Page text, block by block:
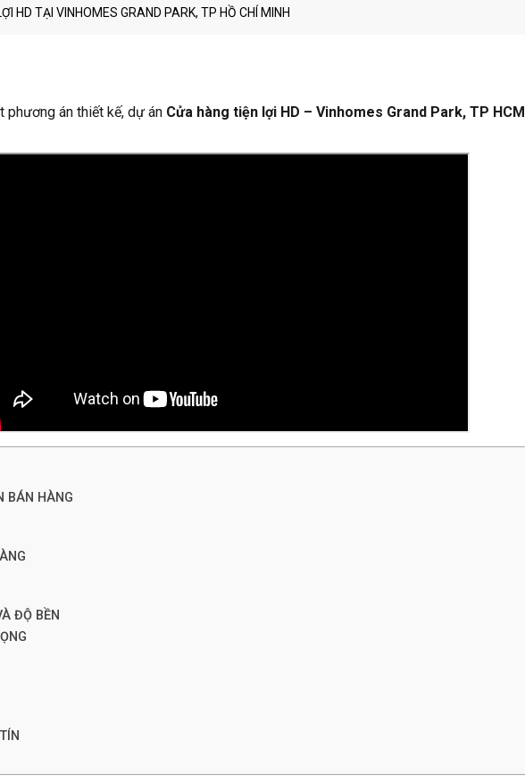
HD TẠI VINHOMES GRAND PARK, TP HỒ CHÍ MINH
phương án thiết kế, dự án Cửa hàng tiện lợi HD – Vinhomes Grand Park, TP HCM
BÁN HÀNG
ĐỘ BỀN